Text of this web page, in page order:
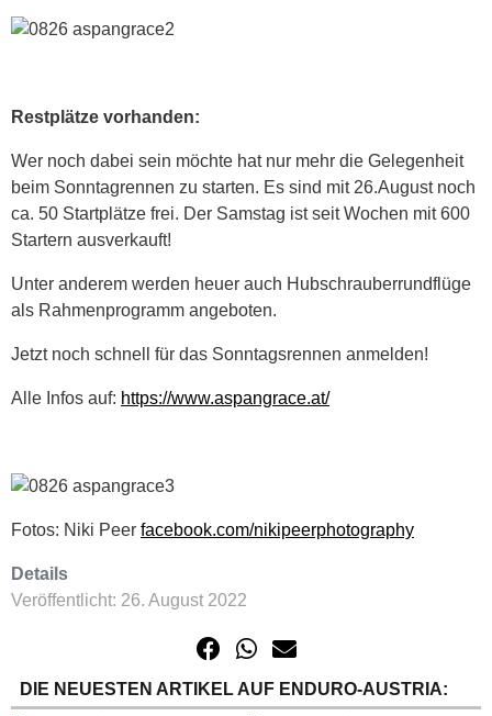
Restplätze vorhanden:
Wer noch dabei sein möchte hat nur mehr die Gelegenheit
beim Sonntagrennen zu starten. Es sind mit 26.August noch
ca. 50 Startplätze frei. Der Samstag ist seit Wochen mit 600
Startern ausverkauft!
Unter anderem werden heuer auch Hubschrauberrundflüge
als Rahmenprogramm angeboten.
Jetzt noch schnell für das Sonntagsrennen anmelden!
Alle Infos auf: https://www.aspangrace.at/
Fotos: Niki Peer facebook.com/nikipeerphotography
Details
Veröffentlicht: 26. August 2022
DIE NEUESTEN ARTIKEL AUF ENDURO-AUSTRIA: